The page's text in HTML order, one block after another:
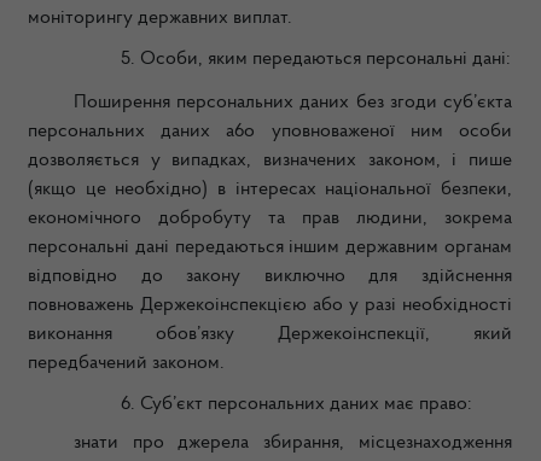
моніторингу державних виплат.
5. Особи, яким передаються персональні дані:
Поширення персональних даних без згоди суб’єкта
персональних даних a6o уповноваженої ним особи
дозволяється у випадках, визначених законом, i пише
(якщо це необхідно) в інтересах національної безпеки,
економічного добробуту та прав людини, зокрема
персональні дані передаються іншим державним органам
відповідно до закону виключно для здійснення
повноважень Держекоінспекцією або у разі необхідності
виконання обов’язку Держекоінспекції, який
передбачений законом.
6. Суб’єкт персональних даних має право:
знати про джерела збирання, місцезнаходження